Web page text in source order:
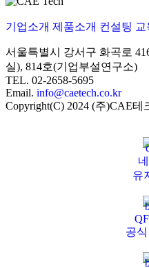
기업소개 제품소개 컨설팅 교
서울특별시 강서구 화곡로
실), 814호(기업부설연구소)
TEL. 02-2658-5695
Email. info@caetech.co.kr
Copyright(C) 2024 (주)CAE테
유
공